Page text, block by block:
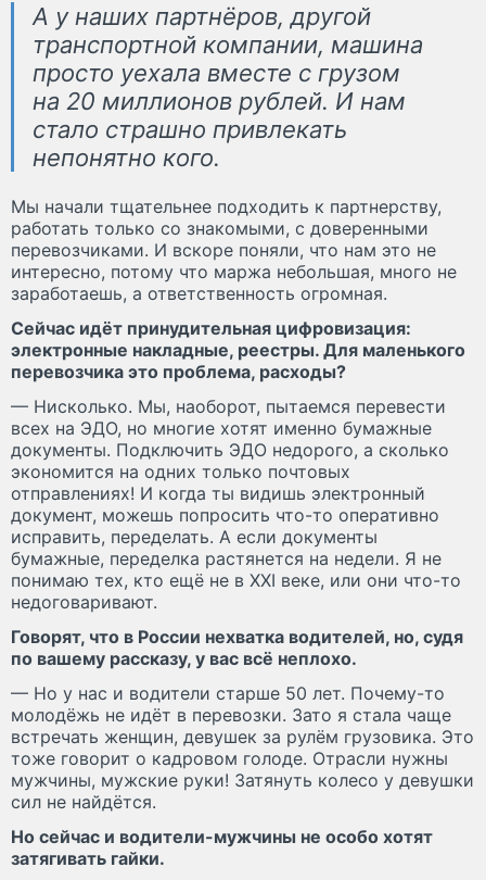
А у наших партнёров, другой
транспортной компании, машина
просто уехала вместе с грузом
на 20 миллионов рублей. И нам
стало страшно привлекать
непонятно кого.
Мы начали тщательнее подходить к партнерству,
работать только со знакомыми, с доверенными
перевозчиками. И вскоре поняли, что нам это не
интересно, потому что маржа небольшая, много не
заработаешь, а ответственность огромная.
Сейчас идёт принудительная цифровизация:
электронные накладные, реестры. Для маленького
перевозчика это проблема, расходы?
— Нисколько. Мы, наоборот, пытаемся перевести
всех на ЭДО, но многие хотят именно бумажные
документы. Подключить ЭДО недорого, а сколько
экономится на одних только почтовых
отправлениях! И когда ты видишь электронный
документ, можешь попросить что-то оперативно
исправить, переделать. А если документы
бумажные, переделка растянется на недели. Я не
понимаю тех, кто ещё не в XXI веке, или они что-то
недоговаривают.
Говорят, что в России нехватка водителей, но, судя
по вашему рассказу, у вас всё неплохо.
— Но у нас и водители старше 50 лет. Почему-то
молодёжь не идёт в перевозки. Зато я стала чаще
встречать женщин, девушек за рулём грузовика. Это
тоже говорит о кадровом голоде. Отрасли нужны
мужчины, мужские руки! Затянуть колесо у девушки
сил не найдётся.
Но сейчас и водители-мужчины не особо хотят
затягивать гайки.